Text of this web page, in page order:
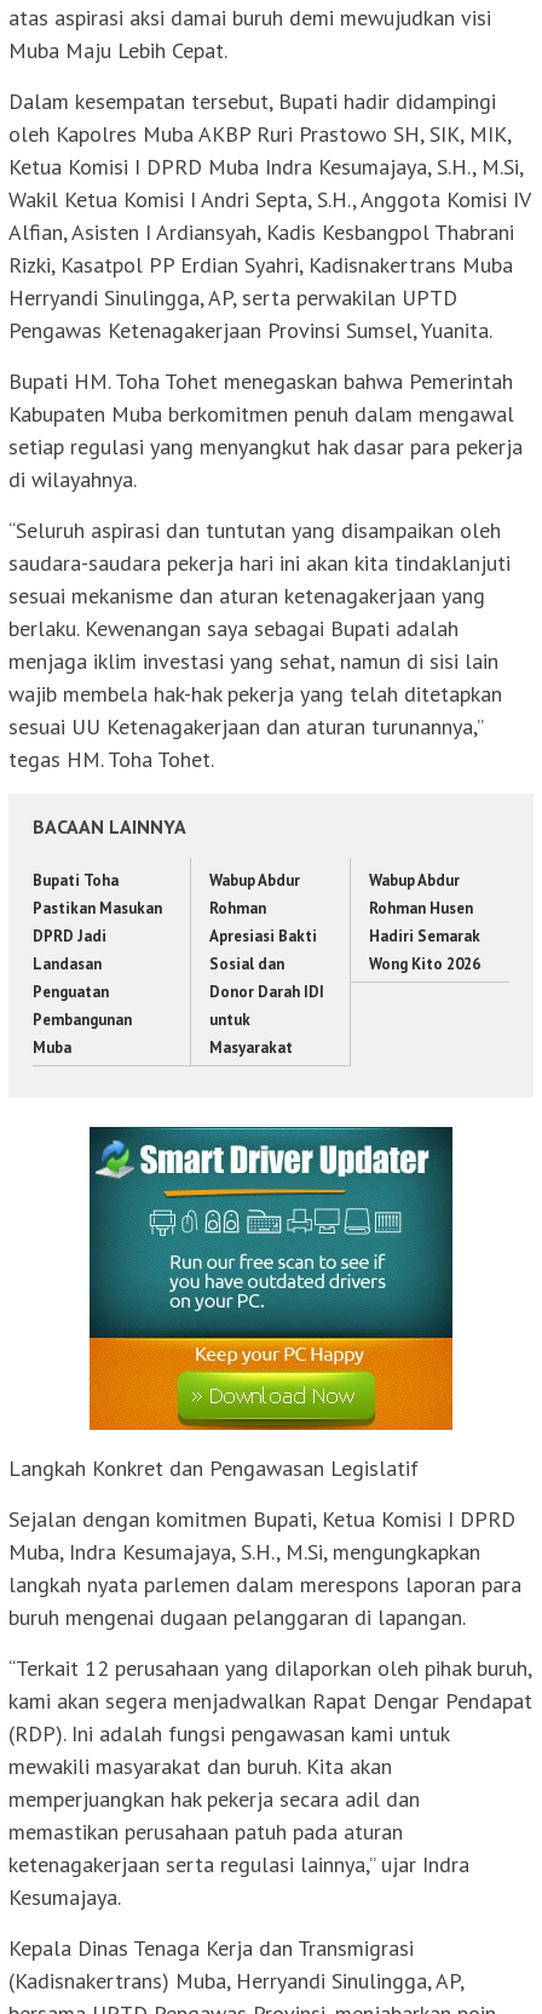
atas aspirasi aksi damai buruh demi mewujudkan visi
Muba Maju Lebih Cepat.
Dalam kesempatan tersebut, Bupati hadir didampingi
oleh Kapolres Muba AKBP Ruri Prastowo SH, SIK, MIK,
Ketua Komisi I DPRD Muba Indra Kesumajaya, S.H., M.Si,
Wakil Ketua Komisi I Andri Septa, S.H., Anggota Komisi IV
Alfian, Asisten I Ardiansyah, Kadis Kesbangpol Thabrani
Rizki, Kasatpol PP Erdian Syahri, Kadisnakertrans Muba
Herryandi Sinulingga, AP, serta perwakilan UPTD
Pengawas Ketenagakerjaan Provinsi Sumsel, Yuanita.
Bupati HM. Toha Tohet menegaskan bahwa Pemerintah
Kabupaten Muba berkomitmen penuh dalam mengawal
setiap regulasi yang menyangkut hak dasar para pekerja
di wilayahnya.
“Seluruh aspirasi dan tuntutan yang disampaikan oleh
saudara-saudara pekerja hari ini akan kita tindaklanjuti
sesuai mekanisme dan aturan ketenagakerjaan yang
berlaku. Kewenangan saya sebagai Bupati adalah
menjaga iklim investasi yang sehat, namun di sisi lain
wajib membela hak-hak pekerja yang telah ditetapkan
sesuai UU Ketenagakerjaan dan aturan turunannya,”
tegas HM. Toha Tohet.
BACAAN LAINNYA
Bupati Toha
Pastikan Masukan
DPRD Jadi
Landasan
Penguatan
Pembangunan
Muba
Wabup Abdur
Rohman
Apresiasi Bakti
Sosial dan
Donor Darah IDI
untuk
Masyarakat
Wabup Abdur
Rohman Husen
Hadiri Semarak
Wong Kito 2026
Langkah Konkret dan Pengawasan Legislatif
Sejalan dengan komitmen Bupati, Ketua Komisi I DPRD
Muba, Indra Kesumajaya, S.H., M.Si, mengungkapkan
langkah nyata parlemen dalam merespons laporan para
buruh mengenai dugaan pelanggaran di lapangan.
“Terkait 12 perusahaan yang dilaporkan oleh pihak buruh,
kami akan segera menjadwalkan Rapat Dengar Pendapat
(RDP). Ini adalah fungsi pengawasan kami untuk
mewakili masyarakat dan buruh. Kita akan
memperjuangkan hak pekerja secara adil dan
memastikan perusahaan patuh pada aturan
ketenagakerjaan serta regulasi lainnya,” ujar Indra
Kesumajaya.
Kepala Dinas Tenaga Kerja dan Transmigrasi
(Kadisnakertrans) Muba, Herryandi Sinulingga, AP,